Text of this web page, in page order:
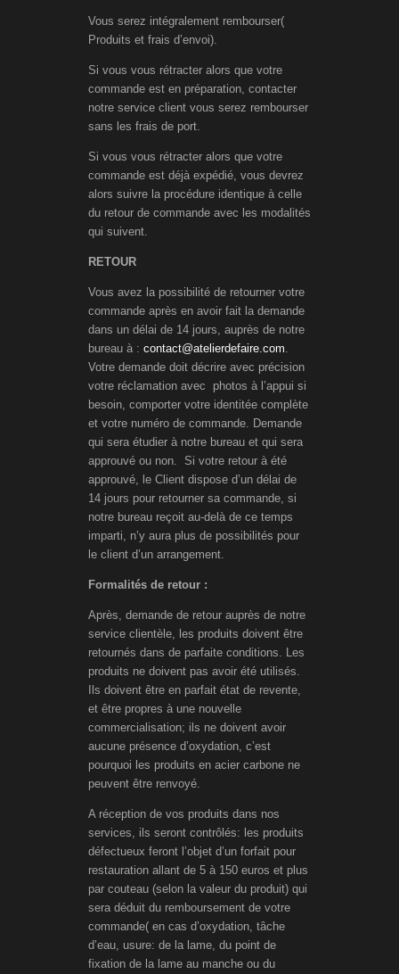
Vous serez intégralement rembourser(
Produits et frais d’envoi).
Si vous vous rétracter alors que votre
commande est en préparation, contacter
notre service client vous serez rembourser
sans les frais de port.
Si vous vous rétracter alors que votre
commande est déjà expédié, vous devrez
alors suivre la procédure identique à celle
du retour de commande avec les modalités
qui suivent.
RETOUR
Vous avez la possibilité de retourner votre
commande après en avoir fait la demande
dans un délai de 14 jours, auprès de notre
bureau à : contact@atelierdefaire.com
Votre demande doit décrire avec précision
votre réclamation avec photos à l’appui si
besoin, comporter votre identitée complète
et votre numéro de commande. Demande
qui sera étudier à notre bureau et qui sera
approuvé ou non. Si votre retour à été
approuvé, le Client dispose d’un délai de
14 jours pour retourner sa commande, si
notre bureau reçoit au-delà de ce temps
imparti, n’y aura plus de possibilités pour
le client d’un arrangement.
Formalités de retour :
Après, demande de retour auprès de notre
service clientèle, les produits doivent être
retournés dans de parfaite conditions. Les
produits ne doivent pas avoir été utilisés.
Ils doivent être en parfait état de revente,
et être propres à une nouvelle
commercialisation; ils ne doivent avoir
aucune présence d’oxydation, c’est
pourquoi les produits en acier carbone ne
peuvent être renvoyé.
A réception de vos produits dans nos
services, ils seront contrôlés: les produits
défectueux feront l’objet d’un forfait pour
restauration allant de 5 à 150 euros et plus
par couteau (selon la valeur du produit) qui
sera déduit du remboursement de votre
commande( en cas d’oxydation, tâche
d’eau, usure: de la lame, du point de
fixation de la lame au manche ou du